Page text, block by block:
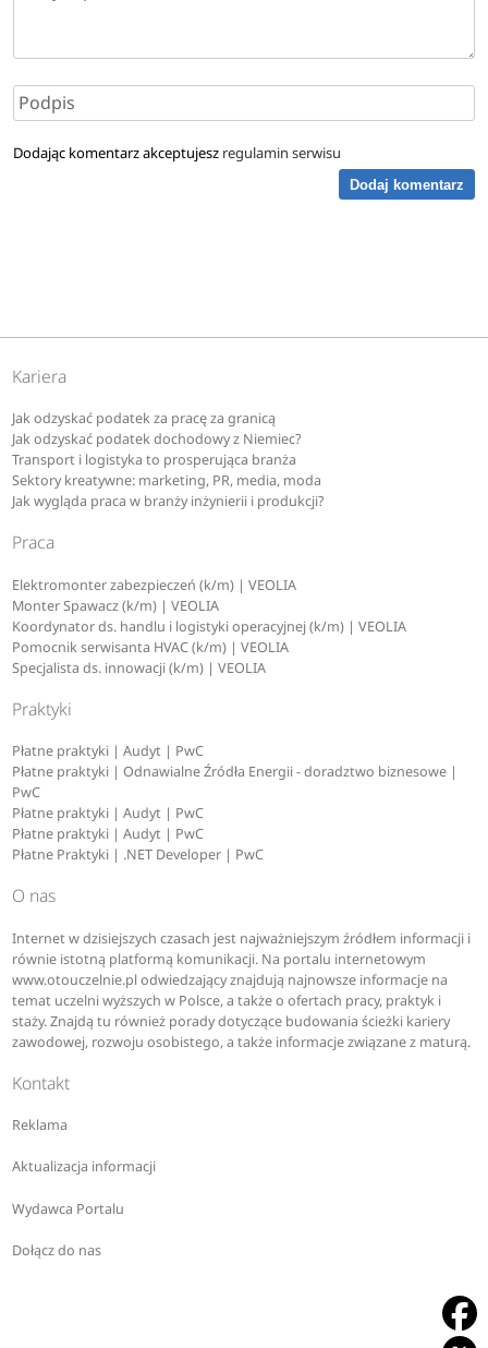
Dodając komentarz akceptujesz regulamin serwisu
Dodaj komentarz
Kariera
Jak odzyskać podatek za pracę za granicą
Jak odzyskać podatek dochodowy z Niemiec?
Transport i logistyka to prosperująca branża
Sektory kreatywne: marketing, PR, media, moda
Jak wygląda praca w branży inżynierii i produkcji?
Praca
Elektromonter zabezpieczeń (k/m) | VEOLIA
Monter Spawacz (k/m) | VEOLIA
Koordynator ds. handlu i logistyki operacyjnej (k/m) | VEOLIA
Pomocnik serwisanta HVAC (k/m) | VEOLIA
Specjalista ds. innowacji (k/m) | VEOLIA
Praktyki
Płatne praktyki | Audyt | PwC
Płatne praktyki | Odnawialne Źródła Energii - doradztwo biznesowe |
PwC
Płatne praktyki | Audyt | PwC
Płatne praktyki | Audyt | PwC
Płatne Praktyki | .NET Developer | PwC
O nas
Internet w dzisiejszych czasach jest najważniejszym źródłem informacji i
równie istotną platformą komunikacji. Na portalu internetowym
www.otouczelnie.pl odwiedzający znajdują najnowsze informacje na
temat uczelni wyższych w Polsce, a także o ofertach pracy, praktyk i
staży. Znajdą tu również porady dotyczące budowania ścieżki kariery
zawodowej, rozwoju osobistego, a także informacje związane z maturą.
Kontakt
Reklama
Aktualizacja informacji
Wydawca Portalu
Dołącz do nas